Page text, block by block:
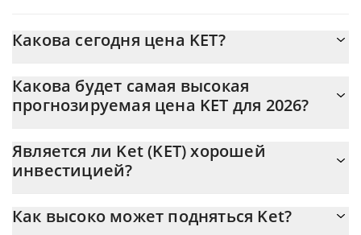
Какова сегодня цена KET?
рыночной капитализацией $937 405
Какова будет самая высокая
прогнозируемая цена KET для 2026?
$0,00097894516 в конце 2026.
Является ли Ket (KET) хорошей
инвестицией?
прогнозы могут быть и часто ошибочны, поэтому вам всегда
Как высоко может подняться Ket?